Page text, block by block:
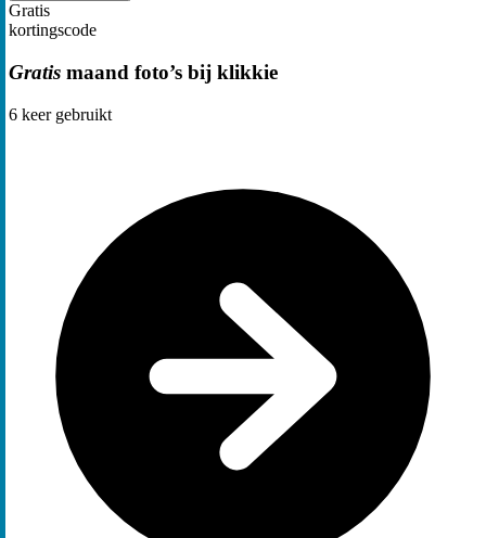
Gratis
kortingscode
Gratis maand foto’s bij klikkie
6 keer gebruikt